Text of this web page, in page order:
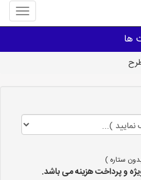
منوی
سایت
ها
ساختمان
ستاره )
و پرداخت هزینه می باشد.